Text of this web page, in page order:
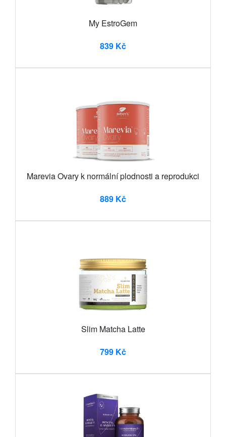
My EstroGem
839 Kč
Marevia Ovary k normální plodnosti a reprodukci
889 Kč
Slim Matcha Latte
799 Kč